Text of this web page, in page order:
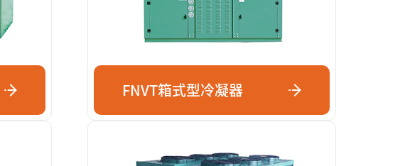
FNVT箱式型冷凝器